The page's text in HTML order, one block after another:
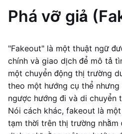
Phá vỡ giả
"Fakeout" là một thuật ngữ
chính và giao dịch để mô tả
một chuyển động thị trường
theo một hướng cụ thể nhưng
ngược hướng đi và di chuyển
Nói cách khác, fakeout là
tạm thời trên thị trường nhằm